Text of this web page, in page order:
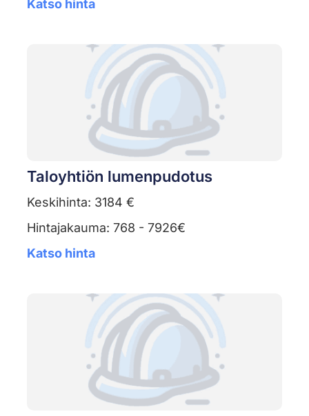
Katso hinta
Taloyhtiön lumenpudotus
Keskihinta: 3184 €
Hintajakauma: 768 - 7926€
Katso hinta